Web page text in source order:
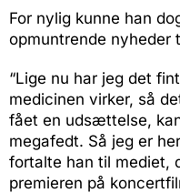
For nylig kunne han
opmuntrende nyheder
“Lige nu har jeg det
medicinen virker, så
fået en udsættelse,
megafedt. Så jeg er
fortalte han til mediet,
premieren på